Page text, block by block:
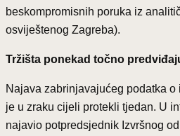
beskompromisnih poruka iz
osviještenog Zagreba).
Tržišta ponekad točno
Najava zabrinjavajućeg podatka
je u zraku cijeli protekli tjedan. U
najavio potpredsjednik Izvršnog